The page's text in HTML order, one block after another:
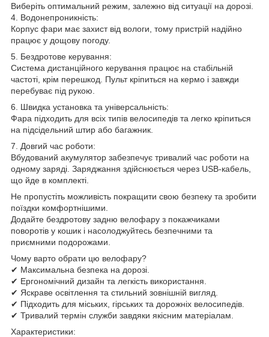
Виберіть оптимальний режим, залежно від ситуації на дорозі.
4. Водонепроникність:
Корпус фари має захист від вологи, тому пристрій надійно
працює у дощову погоду.
5. Бездротове керування:
Система дистанційного керування працює на стабільній
частоті, крім перешкод. Пульт кріпиться на кермо і завжди
перебуває під рукою.
6. Швидка установка та універсальність:
Фара підходить для всіх типів велосипедів та легко кріпиться
на підсідельний штир або багажник.
7. Довгий час роботи:
Вбудований акумулятор забезпечує тривалий час роботи на
одному заряді. Заряджання здійснюється через USB-кабель,
що йде в комплекті.
Не пропустіть можливість покращити свою безпеку та зробити
поїздки комфортнішими.
Додайте бездротову задню велофару з покажчиками
поворотів у кошик і насолоджуйтесь безпечними та
приємними подорожами.
Чому варто обрати цю велофару?
✔ Максимальна безпека на дорозі.
✔ Ергономічний дизайн та легкість використання.
✔ Яскраве освітлення та стильний зовнішній вигляд.
✔ Підходить для міських, гірських та дорожніх велосипедів.
✔ Тривалий термін служби завдяки якісним матеріалам.
Характеристики: